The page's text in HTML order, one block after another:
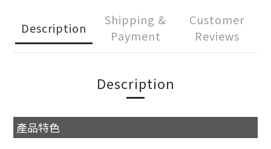
Description
Shipping &
Payment
Customer
Reviews
Description
產品特色